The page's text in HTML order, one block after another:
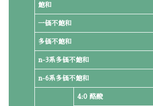
飽和
一価不飽和
多価不飽和
n-3系多価不飽和
n-6系多価不飽和
4:0 酪酸